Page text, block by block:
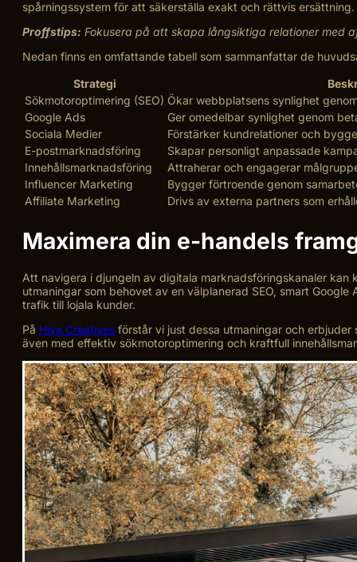
spårningssystem för att säkerställa exakt och rättvis ersättning.
Proffstips: Fokusera på att skapa långsiktiga relationer med
Nedan finns en omfattande tabell som sammanfattar de
Strategi
Sökmotoroptimering (SEO) Ökar webbplatsens synlighet
Google Ads
Ger omedelbar synlighet genom
Sociala Medier
Förstärker kundrelationer och
E-postmarknadsföring
Skapar personligt anpassade
Innehållsmarknadsföring
Attraherar och engagerar
Influencer Marketing
Bygger förtroende genom
Affiliate Marketing
Drivs av externa partners som
Maximera din e-handels
Att navigera i djungeln av digitala marknadsföringskanaler
utmaningar som behovet av en välplanerad SEO, smart
trafik till lojala kunder.
På Hive Creatives förstår vi just dessa utmaningar och
även med effektiv sökmotoroptimering och kraftfull